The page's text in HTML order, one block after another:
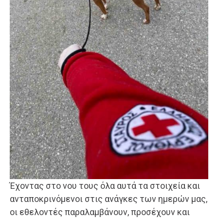
Έχοντας στο νου τους όλα αυτά τα στοιχεία και
ανταποκρινόμενοι στις ανάγκες των ημερών μας,
οι εθελοντές παραλαμβάνουν, προσέχουν και